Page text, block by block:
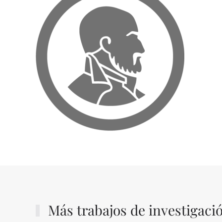
Más trabajos de